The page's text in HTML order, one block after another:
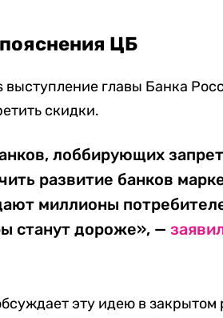
ЦБ
главы Банка
скидки.
лоббирующих
развитие банков
миллионы
станут дороже», —
эту идею в